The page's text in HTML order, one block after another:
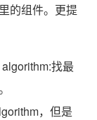
的组件。更提
找最
，但是